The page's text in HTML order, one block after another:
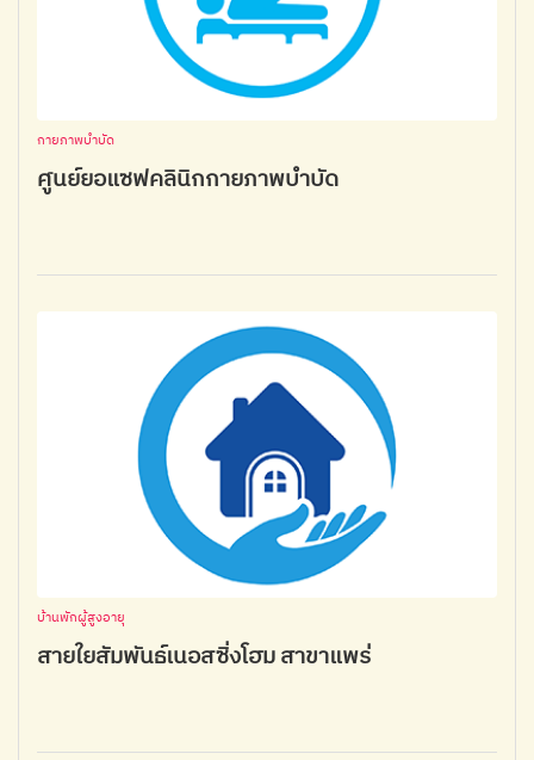
กายภาพบำบัด
ศูนย์ยอแซฟคลินิกกายภาพบำบัด
บ้านพักผู้สูงอายุ
สายใยสัมพันธ์เนอสซิ่งโฮม สาขาแพร่